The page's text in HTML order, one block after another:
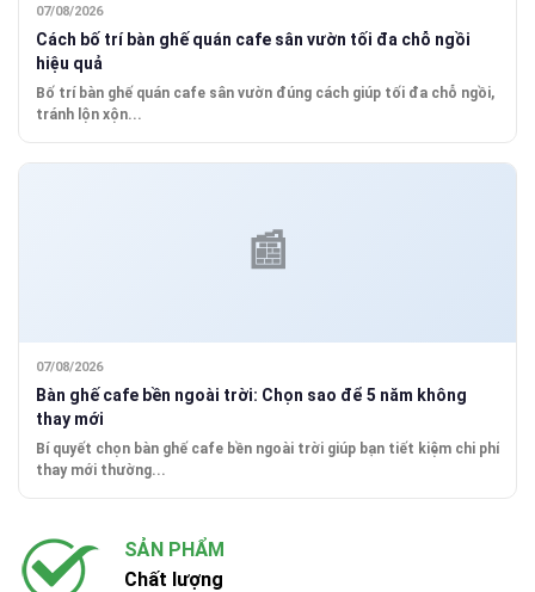
07/08/2026
Cách bố trí bàn ghế quán cafe sân vườn tối đa chỗ ngồi
hiệu quả
Bố trí bàn ghế quán cafe sân vườn đúng cách giúp tối đa chỗ ngồi,
tránh lộn xộn...
07/08/2026
Bàn ghế cafe bền ngoài trời: Chọn sao để 5 năm không
thay mới
Bí quyết chọn bàn ghế cafe bền ngoài trời giúp bạn tiết kiệm chi phí
thay mới thường...
SẢN PHẨM
Chất lượng